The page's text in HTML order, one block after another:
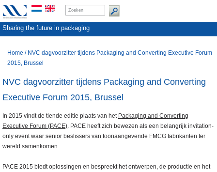
Sharing the future in packaging
Home / NVC dagvoorzitter tijdens Packaging and Converting Executive Forum
2015, Brussel
NVC dagvoorzitter tijdens Packaging and Converting
Executive Forum 2015, Brussel
In 2015 vindt de tiende editie plaats van het Packaging and Converting
Executive Forum (PACE). PACE heeft zich bewezen als een belangrijk invitation-
only event waar senior beslissers van toonaangevende FMCG fabrikanten ter
wereld samenkomen.
PACE 2015 biedt oplossingen en bespreekt het ontwerpen, de productie en het